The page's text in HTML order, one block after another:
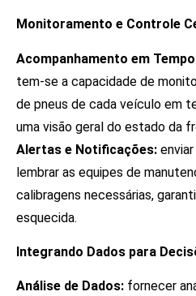
Monitoramento e Controle
Acompanhamento em Tempo
tem-se a capacidade de
de pneus de cada veículo em
uma visão geral do estado da
Alertas e Notificações:
lembrar as equipes de
calibragens necessárias,
esquecida.
Integrando Dados para
Análise de Dados: fornecer